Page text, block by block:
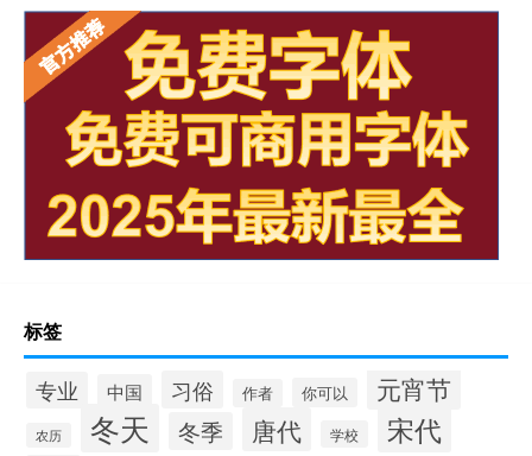
标签
专业 中国 习俗 作者 你可以 元宵节
农历 冬天 冬季 唐代 学校 宋代